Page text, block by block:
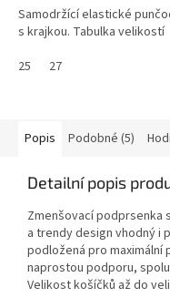
Samodržící elastické
s krajkou. Tabulka velikostí
25
27
Popis Podobné (5)
Detailní popis
Zmenšovací podprsenka
a trendy design vhodný i
podložená pro maximální
naprostou podporu,
Velikost košíčků až do